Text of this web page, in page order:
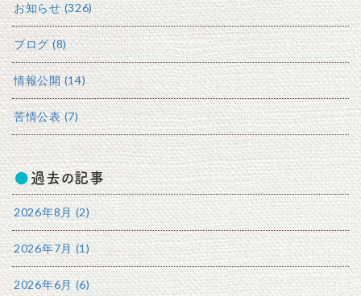
お知らせ (326)
ブログ (8)
情報公開 (14)
苦情公表 (7)
過去の記事
2026年8月 (2)
2026年7月 (1)
2026年6月 (6)